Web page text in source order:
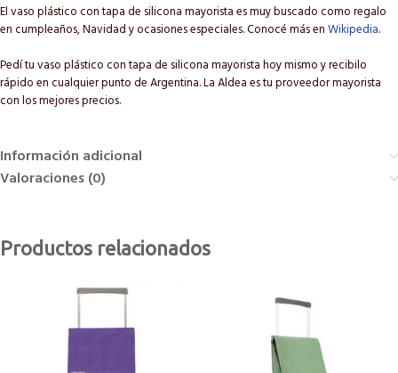
El vaso plástico con tapa de silicona mayorista es muy buscado como regalo
en cumpleaños, Navidad y ocasiones especiales. Conocé más enWikipedia.
Pedí tu vaso plástico con tapa de silicona mayorista hoy mismo y recibilo
rápido en cualquier punto de Argentina. La Aldea es tu proveedor mayorista
con los mejores precios.
Información adicional
Valoraciones (0)
Productos relacionados